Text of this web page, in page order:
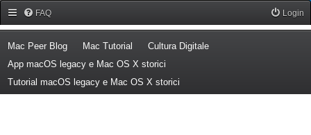
FAQ Login
Mac Peer Blog(Opens a new tab)
Mac Tutorial (Opens a new tab)
Cultura Digitale(Opens a new tab)
App macOS legacy e Mac OS X storici
Tutorial macOS legacy e Mac OS X storici